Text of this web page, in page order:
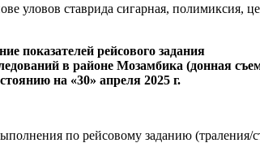
уловов ставрида сигарная, полимиксия,
показателей рейсового задания
в районе Мозамбика (донная
на «30» апреля 2025 г.
по рейсовому заданию (траления/